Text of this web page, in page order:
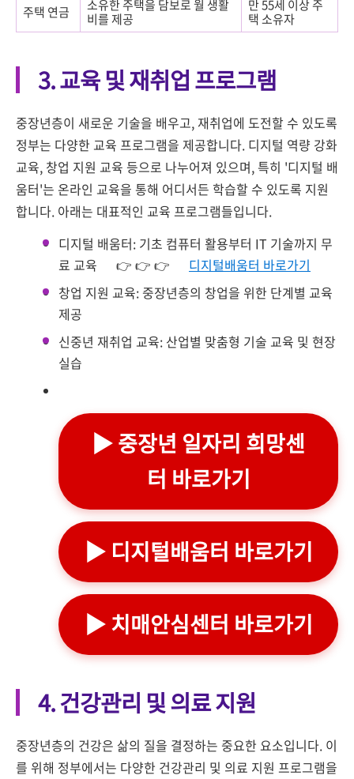
주택 연금
소유한 주택을 담보로 월 생활
비를 제공
만 55세 이상 주
택 소유자
3. 교육 및 재취업 프로그램
중장년층이 새로운 기술을 배우고, 재취업에 도전할 수 있도록
정부는 다양한 교육 프로그램을 제공합니다. 디지털 역량 강화
교육, 창업 지원 교육 등으로 나누어져 있으며, 특히 '디지털 배
움터'는 온라인 교육을 통해 어디서든 학습할 수 있도록 지원
합니다. 아래는 대표적인 교육 프로그램들입니다.
디지털 배움터: 기초 컴퓨터 활용부터 IT 기술까지 무
료 교육 👉 👉 👉 디지털배움터 바로가기
창업 지원 교육: 중장년층의 창업을 위한 단계별 교육
제공
신중년 재취업 교육: 산업별 맞춤형 기술 교육 및 현장
실습
▶ 중장년 일자리 희망센
터 바로가기
▶ 디지털배움터 바로가기
▶ 치매안심센터 바로가기
4. 건강관리 및 의료 지원
중장년층의 건강은 삶의 질을 결정하는 중요한 요소입니다. 이
를 위해 정부에서는 다양한 건강관리 및 의료 지원 프로그램을